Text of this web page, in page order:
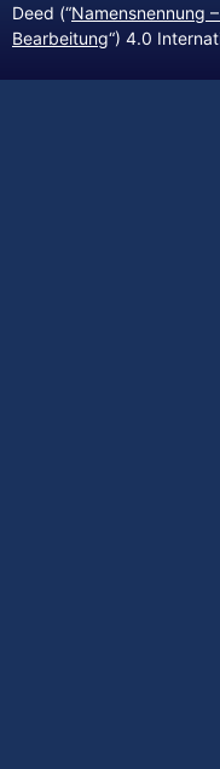
Deed (“Namensnennung
Bearbeitung“) 4.0